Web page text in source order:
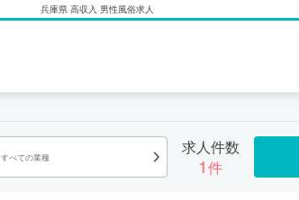
兵庫県 高収入 男性風俗求人
すべての業種 求人件数
1件